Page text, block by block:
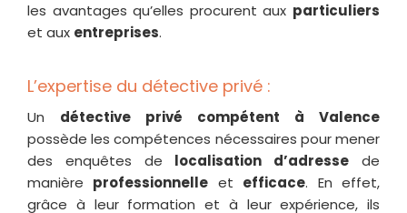
les avantages qu’elles procurent aux particuliers
et aux entreprises.
L’expertise du détective privé :
Un détective privé compétent à Valence
possède les compétences nécessaires pour mener
des enquêtes de localisation d’adresse de
manière professionnelle et efficace. En effet,
grâce à leur formation et à leur expérience, ils